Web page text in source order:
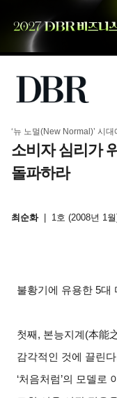
‘뉴 노멀(New Normal)’ 시
소비자 심리가
돌파하라
최순화 1호 (2008년 1
불황기에 유용한 5대
첫째 , 본능지계 (本能
감각적인 것에 끌린다
‘처음처럼’의 모델로